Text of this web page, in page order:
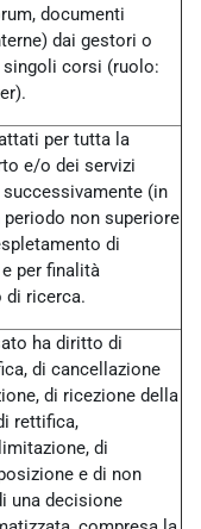
documenti
dai gestori o
corsi (ruolo:
per tutta la
e/o dei servizi
(in
non superiore
di
per finalità
di ricerca.
ha diritto di
di cancellazione
di ricezione della
rettifica,
di
e di non
una decisione